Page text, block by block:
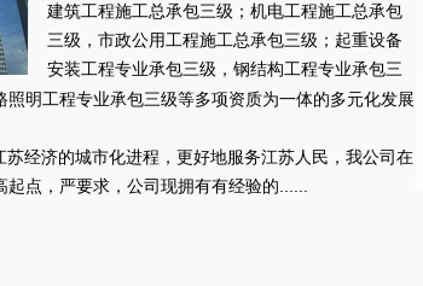
建筑工程施工总承包三级；机电工程施工总承包
三级，市政公用工程施工总承包三级；起重设备
安装工程专业承包三级，钢结构工程专业承包三
照明工程专业承包三级等多项资质为一体的多元化发展
苏经济的城市化进程，更好地服务江苏人民，我公司在
起点，严要求，公司现拥有有经验的......